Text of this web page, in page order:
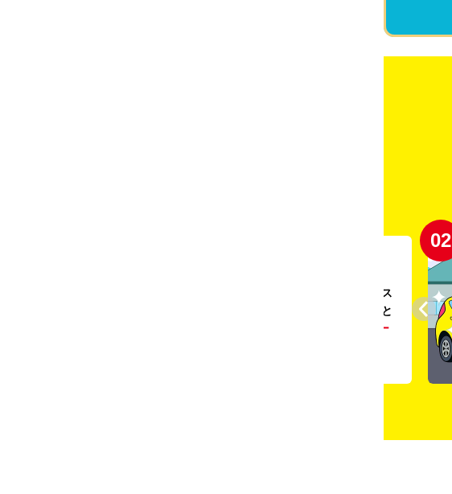
。ガソリンス
タンドや整備工場の既存インフラを活用すること
リー
02